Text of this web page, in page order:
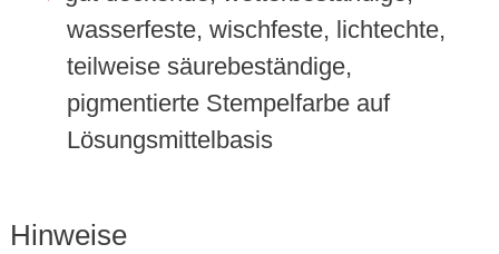
wasserfeste, wischfeste, lichtechte,
teilweise säurebeständige,
pigmentierte Stempelfarbe auf
Lösungsmittelbasis
Hinweise